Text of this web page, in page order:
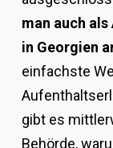
man auch
in Georgien
einfachste
gibt es
Behörde,